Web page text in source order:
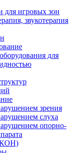
для игровых зон
звукотерапия
для
зрения
слуха
опорно-